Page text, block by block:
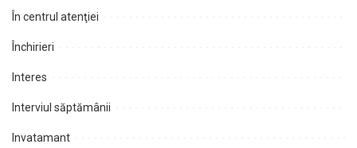
În centrul atenţiei
Închirieri
Interes
Interviul săptămânii
Invatamant